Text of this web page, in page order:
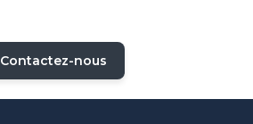
Contactez-nous